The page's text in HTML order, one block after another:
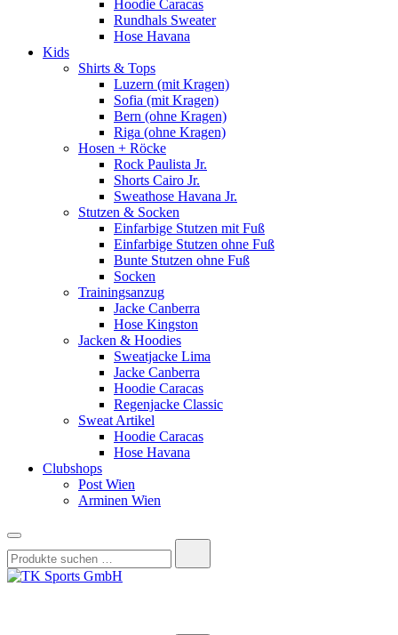
Hoodie Caracas
Rundhals Sweater
Hose Havana
Kids
Shirts & Tops
Luzern (mit Kragen)
Sofia (mit Kragen)
Bern (ohne Kragen)
Riga (ohne Kragen)
Hosen + Röcke
Rock Paulista Jr.
Shorts Cairo Jr.
Sweathose Havana Jr.
Stutzen & Socken
Einfarbige Stutzen mit Fuß
Einfarbige Stutzen ohne Fuß
Bunte Stutzen ohne Fuß
Socken
Trainingsanzug
Jacke Canberra
Hose Kingston
Jacken & Hoodies
Sweatjacke Lima
Jacke Canberra
Hoodie Caracas
Regenjacke Classic
Sweat Artikel
Hoodie Caracas
Hose Havana
Clubshops
Post Wien
Arminen Wien
nach: